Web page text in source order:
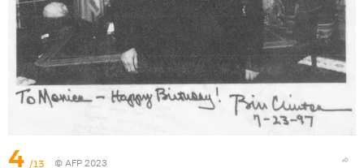
4 /13 © AFP 2023